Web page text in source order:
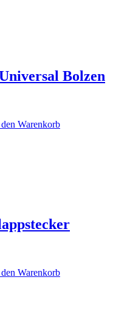
Bolzen
Warenkorb
Warenkorb